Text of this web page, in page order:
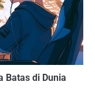
Batas di Dunia